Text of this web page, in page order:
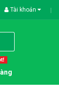
Tài khoản